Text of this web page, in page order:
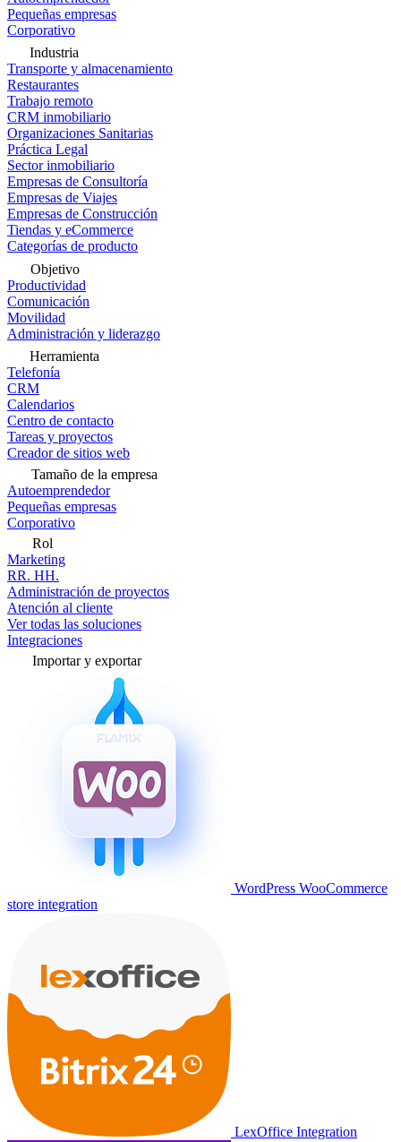
Pequeñas empresas
Corporativo
Industria
Transporte y almacenamiento
Restaurantes
Trabajo remoto
CRM inmobiliario
Organizaciones Sanitarias
Práctica Legal
Sector inmobiliario
Empresas de Consultoría
Empresas de Viajes
Empresas de Construcción
Tiendas y eCommerce
Categorías de producto
Objetivo
Productividad
Comunicación
Movilidad
Administración y liderazgo
Herramienta
Telefonía
CRM
Calendarios
Centro de contacto
Tareas y proyectos
Creador de sitios web
Tamaño de la empresa
Autoemprendedor
Pequeñas empresas
Corporativo
Rol
Marketing
RR. HH.
Administración de proyectos
Atención al cliente
Ver todas las soluciones
Integraciones
Importar y exportar
WordPress WooCommerce
store integration
LexOffice Integration